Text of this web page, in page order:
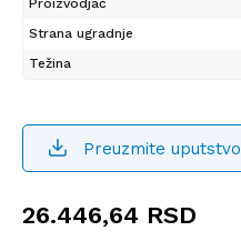
Proizvodjač
Strana ugradnje
Težina
Preuzmite uputstvo
26.446,64 RSD